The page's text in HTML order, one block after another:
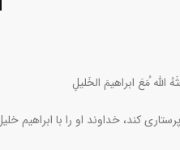
ُمَعَ ابراهيمَ الخَليلِ
كند، خداوند او را با ابراهيم